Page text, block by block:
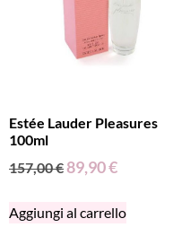
Estée Lauder Pleasures
100ml
157,00€ 89,90€
Aggiungi al carrello